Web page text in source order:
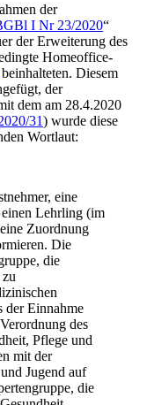
der
I Nr 23/2020“
der Erweiterung des
Homeoffice-
beinhalteten. Diesem
der
dem am 28.4.2020
31) wurde diese
Wortlaut:
eine
einen Lehrling (im
Zuordnung
Die
die
der Einnahme
des
Pflege und
mit der
Jugend auf
die